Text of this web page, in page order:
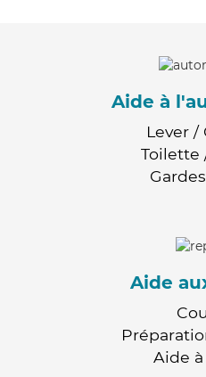
Aide à
Lever /
Toilette
Aide
Aide